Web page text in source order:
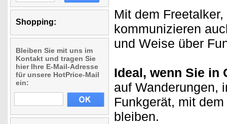
Shopping:
Bleiben Sie mit uns im
Kontakt und tragen Sie
hier Ihre E-Mail-Adresse
für unsere HotPrice-Mail
ein:
Mit dem
kommunizieren
und Weise über
Ideal, wenn Sie in
auf Wanderungen,
Funkgerät, mit
bleiben.